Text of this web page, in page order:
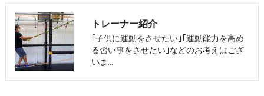
トレーナー紹介
｢子供に運動をさせたい｣｢運動能力を高め
る習い事をさせたい｣などのお考えはござ
いま…